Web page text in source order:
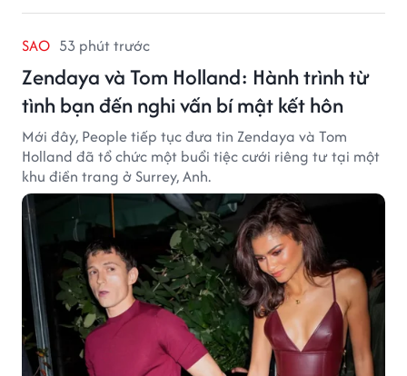
SAO 53 phút trước
Zendaya và Tom Holland: Hành trình từ
tình bạn đến nghi vấn bí mật kết hôn
Mới đây, People tiếp tục đưa tin Zendaya và Tom
Holland đã tổ chức một buổi tiệc cưới riêng tư tại một
khu điền trang ở Surrey, Anh.